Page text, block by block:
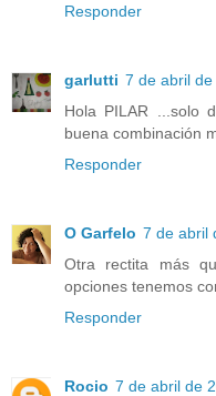
Responder
garlutti 7 de abril
Hola PILAR ...solo
buena combinación
Responder
O Garfelo 7 de abril
Otra rectita más
opciones tenemos
Responder
Rocio 7 de abril de